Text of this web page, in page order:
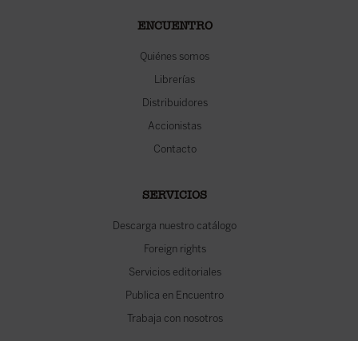
ENCUENTRO
Quiénes somos
Librerías
Distribuidores
Accionistas
Contacto
SERVICIOS
Descarga nuestro catálogo
Foreign rights
Servicios editoriales
Publica en Encuentro
Trabaja con nosotros